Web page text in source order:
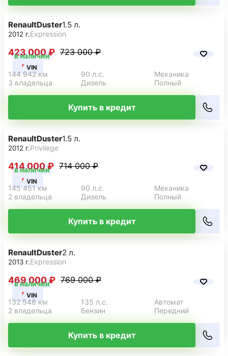
в наличии
VIN
RenaultDuster1.5 л.
2012 г.Expression
423 000 ₽ 723 000 ₽
144 942 км 90 л.с.
Механика
3 владельца
Дизель Полный
Купить в кредит
в наличии
VIN
RenaultDuster1.5 л.
2012 г.Privilege
414 000 ₽ 714 000 ₽
145 451 км 90 л.с.
Механика
2 владельца
Дизель Полный
Купить в кредит
в наличии
VIN
RenaultDuster2 л.
2013 г.Expression
469 000 ₽ 769 000 ₽
132 548 км 135 л.с.
Автомат
2 владельца
Бензин Передний
Купить в кредит